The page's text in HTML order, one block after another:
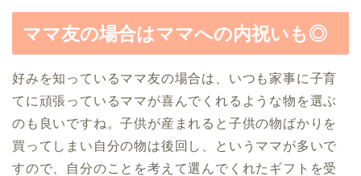
ママ友の場合はママへの内祝いも◎
好みを知っているママ友の場合は、いつも家事に子育
てに頑張っているママが喜んでくれるような物を選ぶ
のも良いですね。子供が産まれると子供の物ばかりを
買ってしまい自分の物は後回し、というママが多いで
すので、自分のことを考えて選んでくれたギフトを受